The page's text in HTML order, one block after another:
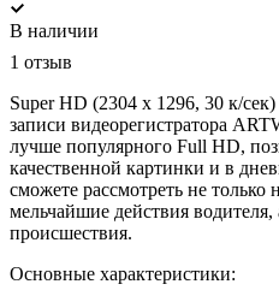
В наличии
1 отзыв
Super HD (2304 х 1296, 30 к/
записи видеорегистратора
лучше популярного Full HD,
качественной картинки и в
сможете рассмотреть не
мельчайшие действия водителя,
происшествия.
Основные характеристики: